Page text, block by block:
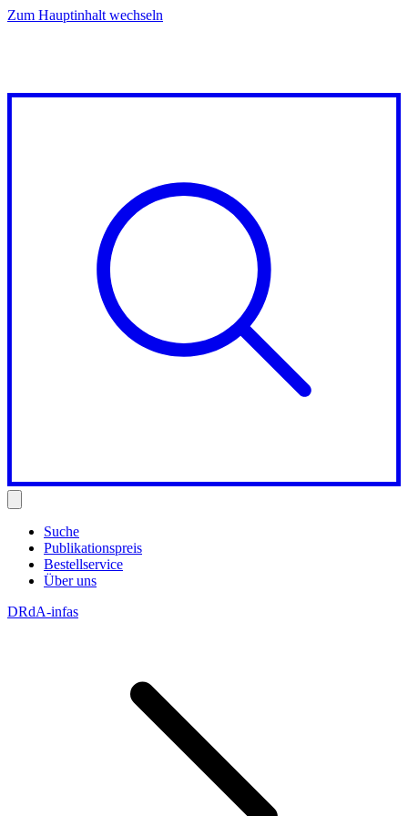
Zum Hauptinhalt wechseln
Suche
Publikationspreis
Bestellservice
Über uns
DRdA-infas